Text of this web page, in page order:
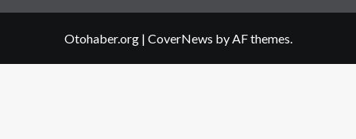
Otohaber.org | CoverNews by AF themes.